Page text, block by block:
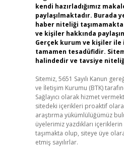
kendi hazırladığımız
paylaşılmaktadır. Burada
haber niteliği
ve kişiler hakkında
Gerçek kurum ve kişiler
tamamen tesadüfidir.
halindedir ve tavsiye
Sitemiz, 5651 Sayılı Kanun
ve İletişim Kurumu (BTK)
Sağlayıcı olarak hizmet
sitedeki içerikleri proaktif
araştırma yükümlülüğümüz
üyelerimiz yazdıkları
taşımakta olup, siteye üye
etmiş sayılırlar.